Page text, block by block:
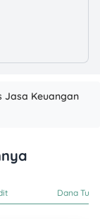
Jasa Keuangan
Dana